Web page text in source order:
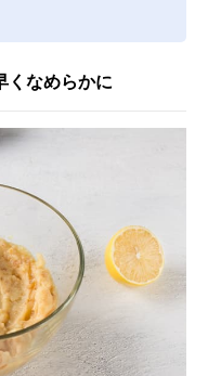
くなめらかに